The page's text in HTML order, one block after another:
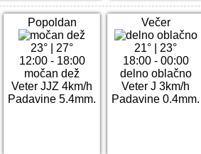
Popoldan
23°
27°
12:00 - 18:00
močan dež
Veter JJZ 4km/h
Padavine 5.4mm.
Večer
21°
23°
18:00 - 00:00
delno oblačno
Veter J 3km/h
Padavine 0.4mm.